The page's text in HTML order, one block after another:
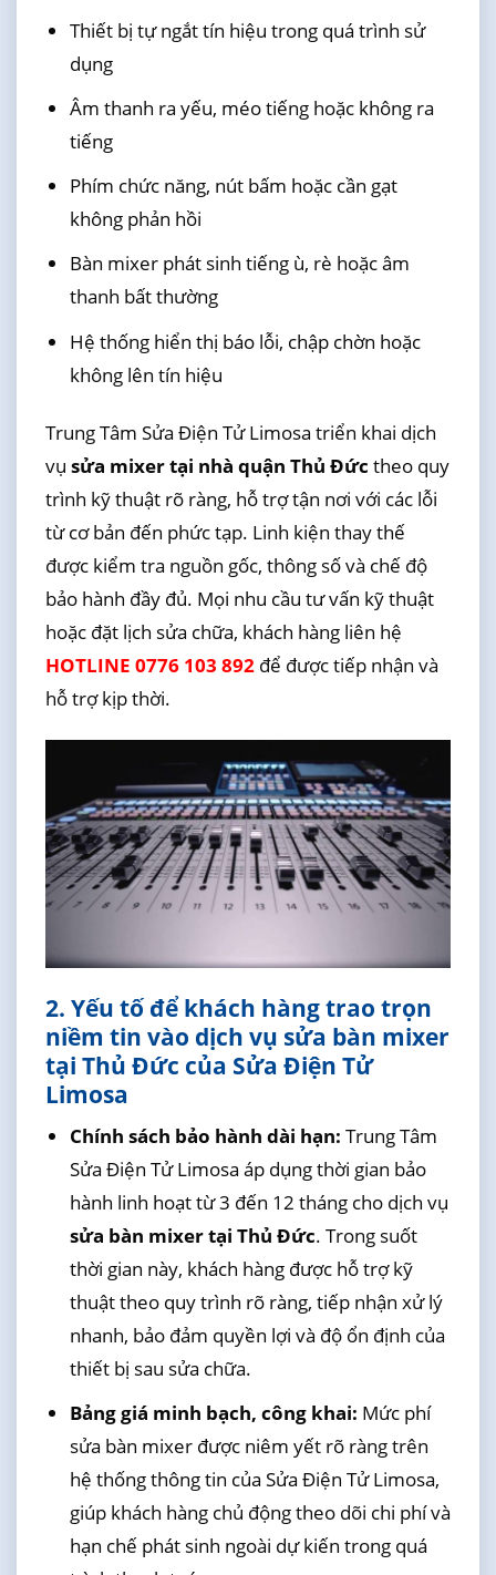
Thiết bị tự ngắt tín hiệu trong quá trình sử
dụng
Âm thanh ra yếu, méo tiếng hoặc không ra
tiếng
Phím chức năng, nút bấm hoặc cần gạt
không phản hồi
Bàn mixer phát sinh tiếng ù, rè hoặc âm
thanh bất thường
Hệ thống hiển thị báo lỗi, chập chờn hoặc
không lên tín hiệu
Trung Tâm Sửa Điện Tử Limosa triển khai dịch
vụ sửa mixer tại nhà quận Thủ Đức theo quy
trình kỹ thuật rõ ràng, hỗ trợ tận nơi với các lỗi
từ cơ bản đến phức tạp. Linh kiện thay thế
được kiểm tra nguồn gốc, thông số và chế độ
bảo hành đầy đủ. Mọi nhu cầu tư vấn kỹ thuật
hoặc đặt lịch sửa chữa, khách hàng liên hệ
HOTLINE 0776 103 892để được tiếp nhận và
hỗ trợ kịp thời.
2. Yếu tố để khách hàng trao trọn
niềm tin vào dịch vụ sửa bàn mixer
tại Thủ Đức của Sửa Điện Tử
Limosa
Chính sách bảo hành dài hạn: Trung Tâm
Sửa Điện Tử Limosa áp dụng thời gian bảo
hành linh hoạt từ 3 đến 12 tháng cho dịch vụ
sửa bàn mixer tại Thủ Đức. Trong suốt
thời gian này, khách hàng được hỗ trợ kỹ
thuật theo quy trình rõ ràng, tiếp nhận xử lý
nhanh, bảo đảm quyền lợi và độ ổn định của
thiết bị sau sửa chữa.
Bảng giá minh bạch, công khai: Mức phí
sửa bàn mixer được niêm yết rõ ràng trên
hệ thống thông tin của Sửa Điện Tử Limosa,
giúp khách hàng chủ động theo dõi chi phí và
hạn chế phát sinh ngoài dự kiến trong quá